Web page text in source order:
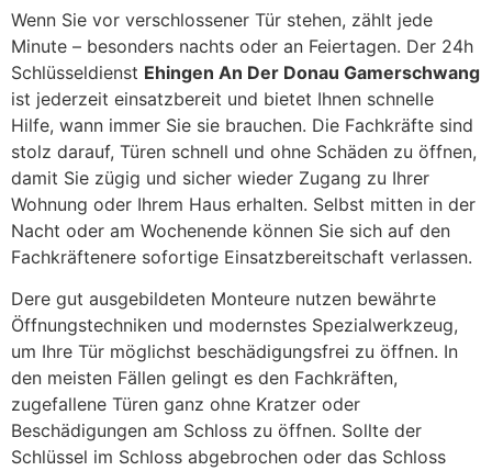
Wenn Sie vor verschlossener Tür stehen, zählt jede
Minute – besonders nachts oder an Feiertagen. Der 24h
Schlüsseldienst Ehingen An Der Donau Gamerschwang
ist jederzeit einsatzbereit und bietet Ihnen schnelle
Hilfe, wann immer Sie sie brauchen. Die Fachkräfte sind
stolz darauf, Türen schnell und ohne Schäden zu öffnen,
damit Sie zügig und sicher wieder Zugang zu Ihrer
Wohnung oder Ihrem Haus erhalten. Selbst mitten in der
Nacht oder am Wochenende können Sie sich auf den
Fachkräftenere sofortige Einsatzbereitschaft verlassen.
Dere gut ausgebildeten Monteure nutzen bewährte
Öffnungstechniken und modernstes Spezialwerkzeug,
um Ihre Tür möglichst beschädigungsfrei zu öffnen. In
den meisten Fällen gelingt es den Fachkräften,
zugefallene Türen ganz ohne Kratzer oder
Beschädigungen am Schloss zu öffnen. Sollte der
Schlüssel im Schloss abgebrochen oder das Schloss